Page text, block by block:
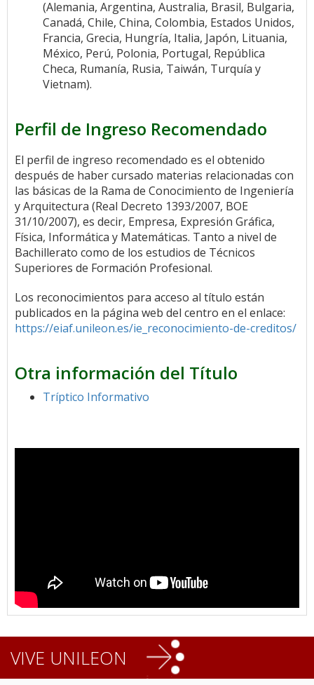
(Alemania, Argentina, Australia, Brasil, Bulgaria,
Canadá, Chile, China, Colombia, Estados Unidos,
Francia, Grecia, Hungría, Italia, Japón, Lituania,
México, Perú, Polonia, Portugal, República
Checa, Rumanía, Rusia, Taiwán, Turquía y
Vietnam).
Perfil de Ingreso Recomendado
El perfil de ingreso recomendado es el obtenido
después de haber cursado materias relacionadas con
las básicas de la Rama de Conocimiento de Ingeniería
y Arquitectura (Real Decreto 1393/2007, BOE
31/10/2007), es decir, Empresa, Expresión Gráfica,
Física, Informática y Matemáticas. Tanto a nivel de
Bachillerato como de los estudios de Técnicos
Superiores de Formación Profesional.
Los reconocimientos para acceso al título están
publicados en la página web del centro en el enlace:
https://eiaf.unileon.es/ie_reconocimiento-de-creditos/
Otra información del Título
Tríptico Informativo
VIVE UNILEON